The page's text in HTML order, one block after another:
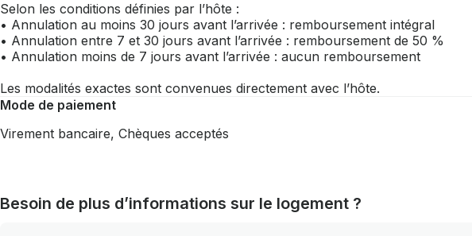
Selon les conditions définies par l’hôte :
• Annulation au moins 30 jours avant l’arrivée : remboursement intégral
• Annulation entre 7 et 30 jours avant l’arrivée : remboursement de 50 %
• Annulation moins de 7 jours avant l’arrivée : aucun remboursement
Les modalités exactes sont convenues directement avec l’hôte.
Mode de paiement
Virement bancaire, Chèques acceptés
Besoin de plus d’informations sur le logement ?